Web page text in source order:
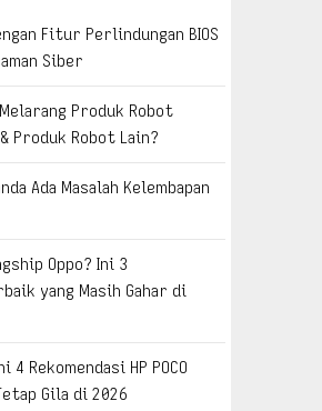
Fitur Perlindungan BIOS
Siber
Produk Robot
Produk Robot Lain?
Ada Masalah Kelembapan
Oppo? Ini 3
yang Masih Gahar di
4 Rekomendasi HP POCO
Gila di 2026